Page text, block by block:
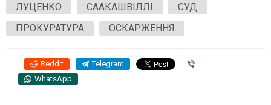
ЛУЦЕНКО СААКАШВІЛЛІ
СУД
ПРОКУРАТУРА
ОСКАРЖЕННЯ
Reddit Telegram
WhatsApp